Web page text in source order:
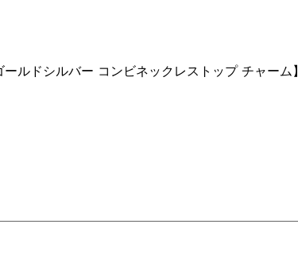
ルドシルバー コンビネックレストップ チャーム】